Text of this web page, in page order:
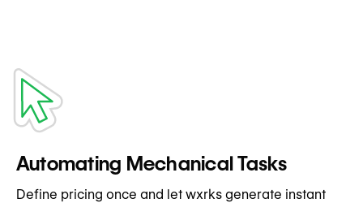
Automating Mechanical Tasks
Define pricing once and let wxrks generate instant